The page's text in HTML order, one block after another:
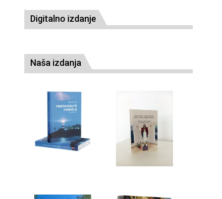
Digitalno izdanje
Naša izdanja